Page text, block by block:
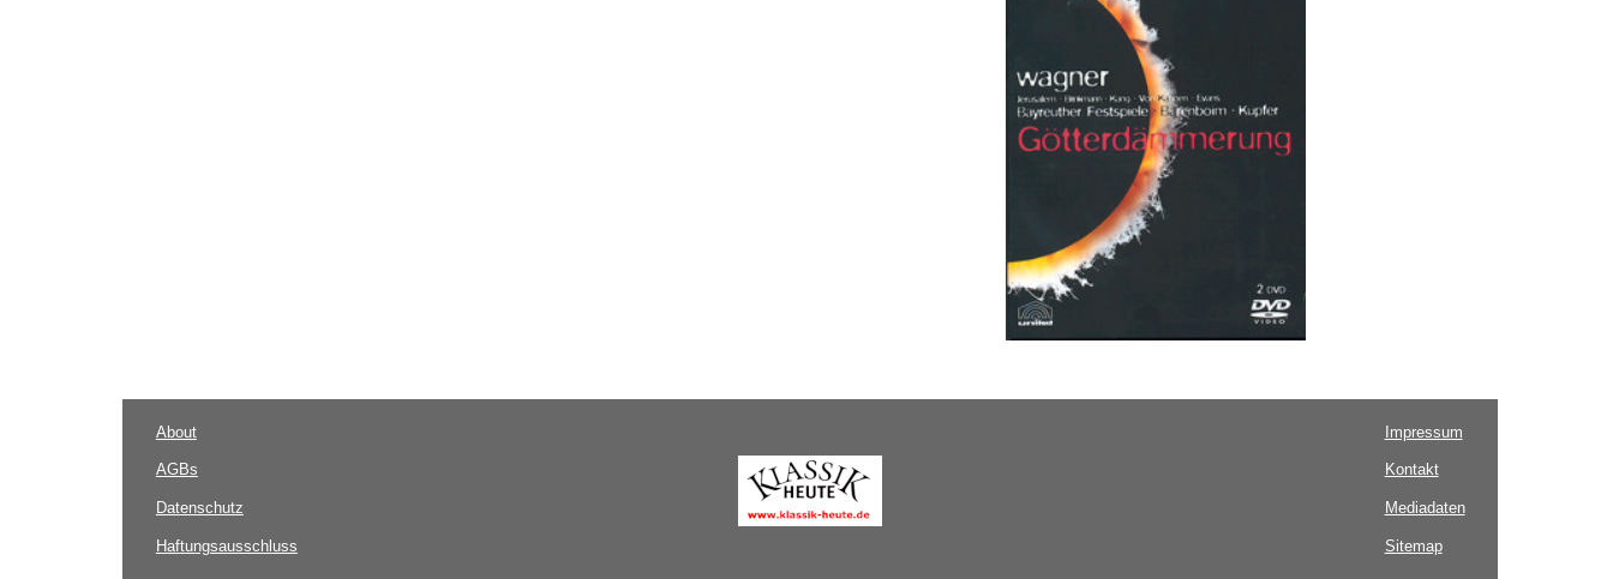
About
AGBs
Datenschutz
Haftungsausschluss
Impressum
Kontakt
Mediadaten
Sitemap